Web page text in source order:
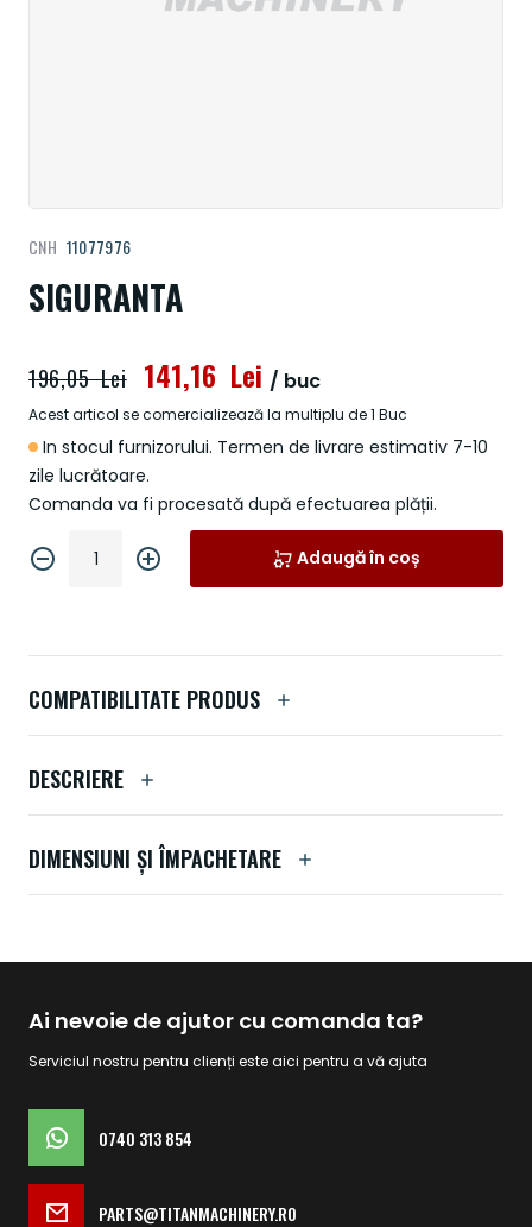
SIGURANTA
CNH 11077976
In stocul furnizorului. Termen de livrare estimativ 7-10
zile lucrătoare.
Comanda va fi procesată după efectuarea plății.
141,16 Lei
196,05 Lei / buc
Acest articol se comercializează la multiplu de 1 Buc
Adaugă în coș
la
începutul
galeriei
imagini
COMPATIBILITATE PRODUS
DESCRIERE
DIMENSIUNI ȘI ÎMPACHETARE
Ai nevoie de ajutor cu comanda ta?
Serviciul nostru pentru clienți este aici pentru a vă ajuta
0740 313 854
PARTS@TITANMACHINERY.RO